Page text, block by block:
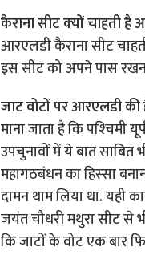
कैराना सीट क्‍यों चाहती है
आरएलडी कैराना सीट
इस सीट को अपने पास
जाट वोटों पर आरएलडी
माना जाता है कि पश्‍चिमी
उपचुनावों में ये बात साबि‍त
महागठबंधन का हिस्‍सा
दामन थाम लिया था. यही
जयंत चौधरी मथुरा सीट से
कि जाटों के वोट एक बार